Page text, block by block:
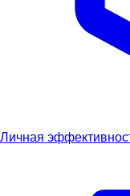
Личная